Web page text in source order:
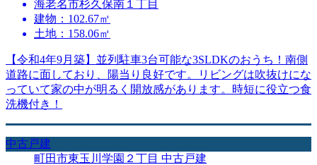
海老名市杉久保南１丁目
建物：102.67㎡
土地：158.06㎡
【令和4年9月築】並列駐車3台可能な3SLDKのおうち！南側
道路に面しており、陽当り良好です。リビングは吹抜けにな
っていて家の中が明るく開放感があります。時短に役立つ食
洗機付き！
中古戸建
町田市東玉川学園２丁目 中古戸建